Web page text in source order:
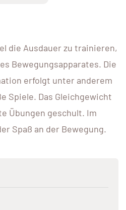
die Ausdauer zu trainieren,
Bewegungsapparates. Die
erfolgt unter anderem
Spiele. Das Gleichgewicht
Übungen geschult. Im
Spaß an der Bewegung.